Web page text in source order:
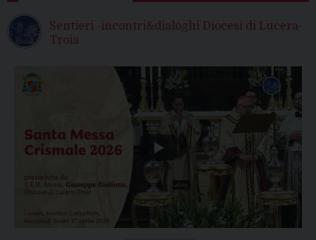
Sentieri -incontri&dialoghi Diocesi di Lucera-
Troia